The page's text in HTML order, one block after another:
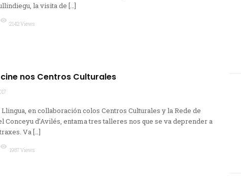
la visita de […]
visibility
2142 Views
nos Centros Culturales
Llingua, en collaboración colos Centros Culturales y la Rede de
Conceyu d’Avilés, entama tres talleres nos que se va deprender a
Va […]
visibility
1987 Views